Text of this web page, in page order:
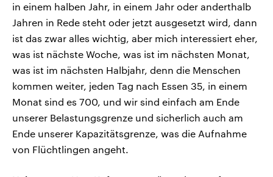
in einem halben Jahr, in einem Jahr oder anderthalb
Jahren in Rede steht oder jetzt ausgesetzt wird, dann
ist das zwar alles wichtig, aber mich interessiert eher,
was ist nächste Woche, was ist im nächsten Monat,
was ist im nächsten Halbjahr, denn die Menschen
kommen weiter, jeden Tag nach Essen 35, in einem
Monat sind es 700, und wir sind einfach am Ende
unserer Belastungsgrenze und sicherlich auch am
Ende unserer Kapazitätsgrenze, was die Aufnahme
von Flüchtlingen angeht.